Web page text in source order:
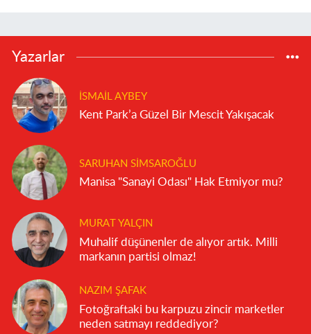
Yazarlar
İSMAIL AYBEY
Kent Park’a Güzel Bir Mescit Yakışacak
SARUHAN SIMSAROĞLU
Manisa "Sanayi Odası" Hak Etmiyor mu?
MURAT YALÇIN
Muhalif düşünenler de alıyor artık. Milli
markanın partisi olmaz!
NAZIM ŞAFAK
Fotoğraftaki bu karpuzu zincir marketler
neden satmayı reddediyor?